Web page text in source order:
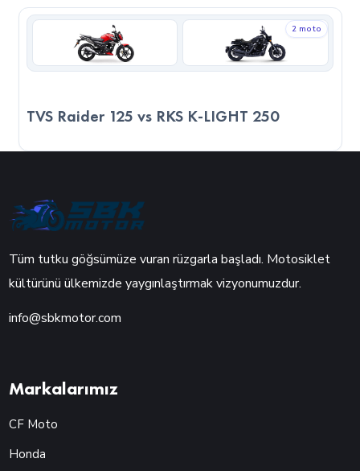
bulundurmanız önemlidir.
2 moto
TVS Raider 125 vs RKS K-LIGHT 250
Tüm tutku göğsümüze vuran rüzgarla başladı. Motosiklet
kültürünü ülkemizde yaygınlaştırmak vizyonumuzdur.
info@sbkmotor.com
Markalarımız
CF Moto
Honda